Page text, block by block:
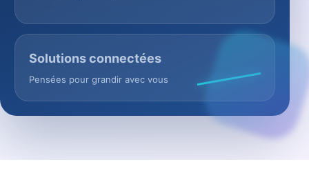
Solutions connectées
Pensées pour grandir avec vous